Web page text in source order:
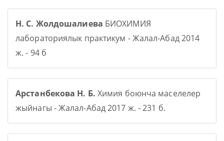
Н. С. Жолдошалиева БИОХИМИЯ
лабораториялык практикум - Жалал-Абад 2014
ж. - 94 б
Арстанбекова Н. Б. Химия боюнча маселелер
жыйнагы - Жалал-Абад 2017 ж. - 231 б.